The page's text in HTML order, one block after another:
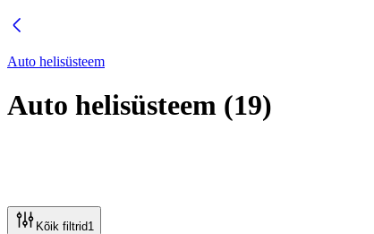
Auto helisüsteem
Auto helisüsteem (19)
Kõik filtrid1